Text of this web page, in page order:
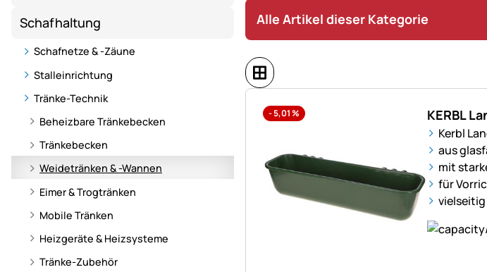
Schafhaltung
Schafnetze & -Zäune
Stalleinrichtung
Tränke-Technik
Beheizbare Tränkebecken
Tränkebecken
Weidetränken & -Wannen
Eimer & Trogtränken
Mobile Tränken
Heizgeräte & Heizsysteme
Tränke-Zubehör
Alle Artikel dieser Kategorie
-5,01% KERBL
Kerbl
aus
mit
für